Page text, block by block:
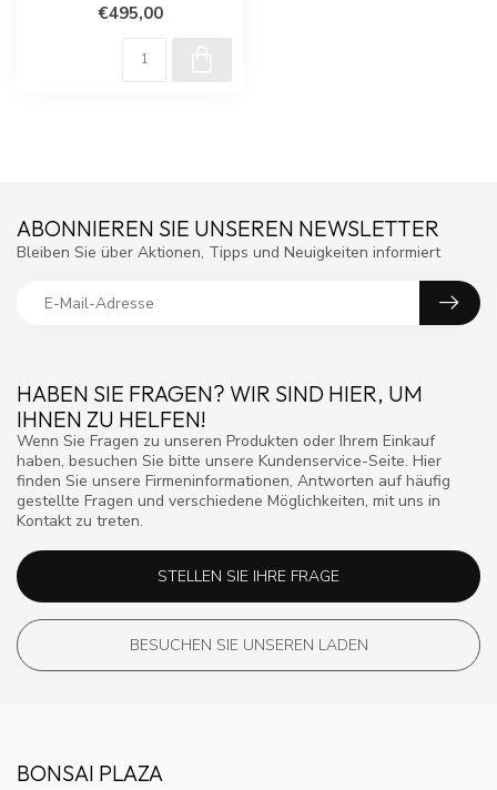
€495,00
HABEN SIE FRAGEN? WIR SIND HIER, UM
IHNEN ZU HELFEN!
Wenn Sie Fragen zu unseren Produkten oder Ihrem Einkauf
haben, besuchen Sie bitte unsere Kundenservice-Seite. Hier
finden Sie unsere Firmeninformationen, Antworten auf häufig
gestellte Fragen und verschiedene Möglichkeiten, mit uns in
Kontakt zu treten.
STELLEN SIE IHRE FRAGE
BESUCHEN SIE UNSEREN LADEN
ABONNIEREN SIE UNSEREN NEWSLETTER
Bleiben Sie über Aktionen, Tipps und Neuigkeiten informiert
BONSAI PLAZA